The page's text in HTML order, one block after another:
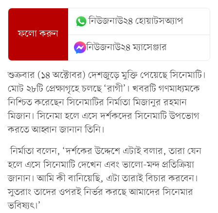
ফলো করুন
নিউজনাউ২৪ হোয়াটসঅ্যাপ
নিউজনাউ২৪ ম্যাসেঞ্জার
শুক্রবার (১৪ অক্টোবর) দেশজুড়ে মুক্তি পেয়েছে সিনেমাটি।
মোট ২৮টি প্রেক্ষাগৃহে চলছে ‘রাগী’। খবরটি গণমাধ্যমকে
নিশ্চিত করেছেন সিনেমাটির নির্মাতা মিজানুর রহমান
মিজান। সিনেমা হলে এসে দর্শকদের সিনেমাটি উপভোগ
করতে আহ্বান জানান তিনি।
নির্মাতা বলেন, ‘দর্শকের উদ্দেশে এটাই বলার, তারা যেন
হলে এসে সিনেমাটি দেখেন এবং ভালো-মন্দ প্রতিক্রিয়া
জানান। আমি কী বানিয়েছি, এটা তারাই বিচার করবেন।
সুতরাং তাদের ওপরই নির্ভর করছে আমাদের সিনেমার
ভবিষ্যৎ।’